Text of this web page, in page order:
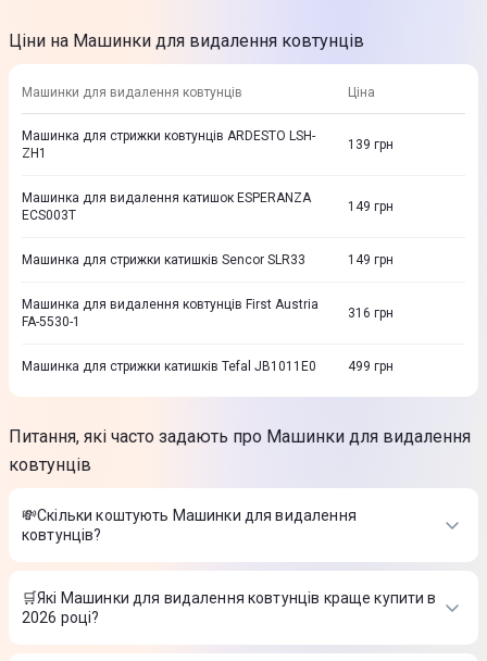
Ціни на Машинки для видалення ковтунців
Машинки для видалення ковтунців Ціна
Машинка для стрижки ковтунців ARDESTO LSH-
ZH1
139 грн
Машинка для видалення катишок ESPERANZA
ECS003T
149 грн
Машинка для стрижки катишків Sencor SLR33 149 грн
Машинка для видалення ковтунців First Austria
FA-5530-1
316 грн
Машинка для стрижки катишків Tefal JB1011E0 499 грн
Питання, які часто задають про Машинки для видалення
ковтунців
💸Скільки коштують Машинки для видалення
ковтунців?
Вартість товарів в категорії Машинки для видалення
ковтунців в інтернет-магазині Цитрус
Машинка для стрижки ковтунців ARDESTO LSH-ZH1
🛒Які Машинки для видалення ковтунців краще купити в
2026 році?
Найкращі Машинки для видалення ковтунців в 2026 році на